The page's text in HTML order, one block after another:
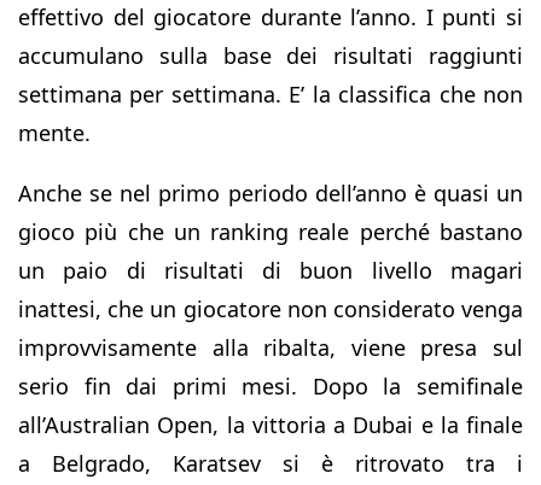
effettivo del giocatore durante l’anno. I punti si
accumulano sulla base dei risultati raggiunti
settimana per settimana. E’ la classifica che non
mente.
Anche se nel primo periodo dell’anno è quasi un
gioco più che un ranking reale perché bastano
un paio di risultati di buon livello magari
inattesi, che un giocatore non considerato venga
improvvisamente alla ribalta, viene presa sul
serio fin dai primi mesi. Dopo la semifinale
all’Australian Open, la vittoria a Dubai e la finale
a Belgrado, Karatsev si è ritrovato tra i